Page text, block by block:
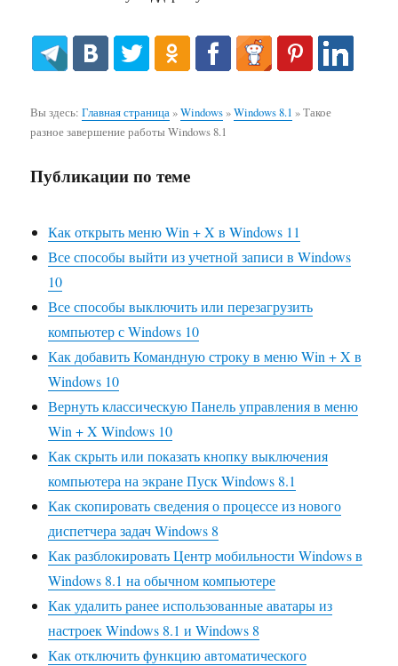
Вы здесь:Главная страница»Windows»Windows 8.1 »Такое
разное завершение работы Windows 8.1
Публикации по теме
Как открыть меню Win + X в Windows 11
Все способы выйти из учетной записи в Windows
10
Все способы выключить или перезагрузить
компьютер с Windows 10
Как добавить Командную строку в меню Win + X в
Windows 10
Вернуть классическую Панель управления в меню
Win + X Windows 10
Как скрыть или показать кнопку выключения
компьютера на экране Пуск Windows 8.1
Как скопировать сведения о процессе из нового
диспетчера задач Windows 8
Как разблокировать Центр мобильности Windows в
Windows 8.1 на обычном компьютере
Как удалить ранее использованные аватары из
настроек Windows 8.1 и Windows 8
Как отключить функцию автоматического